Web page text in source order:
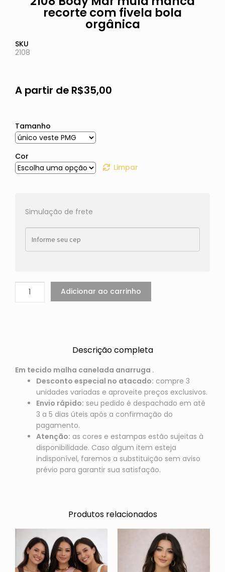
recorte com fivela bola
orgânica
SKU
2108
A partir de R$35,00
Tamanho
Cor
Limpar
Simulação de frete
Adicionar ao carrinho
Descrição completa
Em tecido malha canelada anarruga .
Desconto especial no atacado: compre 3
unidades variadas e aproveite preços exclusivos.
Envio rápido: seu pedido é despachado em até
3 a 5 dias úteis após a confirmação do
pagamento.
Atenção: as cores e estampas estão sujeitas à
disponibilidade. Caso algum item esteja
indisponível, faremos a substituição sem aviso
prévio para garantir sua satisfação.
Produtos relacionados